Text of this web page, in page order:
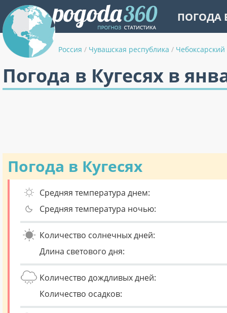
ПОГОДА
Россия / Чувашская республика /
Погода в Кугесях в
Погода в Кугесях
Средняя температура днем:
Средняя температура ночью:
Количество солнечных дней:
Длина светового дня:
Количество дождливых дней:
Количество осадков: